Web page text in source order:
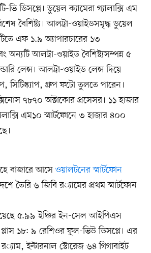
ভি ডিসপ্লে। ডুয়েল ক্যামেরা গ্যালাক্সি এম
বৈশিষ্ট্য। আলট্রা-ওয়াইডসমৃদ্ধ ডুয়েল
এফ ১.৯ অ্যাপারচারের ১৩
অন্যটি আলট্রা-ওয়াইড বৈশিষ্ট্যসম্পন্ন ৫
লেন্স। আলট্রা-ওয়াইড লেন্স দিয়ে
সিটিস্ক্যাপ, গ্রুপ ফটো তুলতে পারেন।
৭৮৭০ অক্টাকোর প্রসেসর। ১১ হাজার
এম১০ স্মার্টফোনে ৩ হাজার ৪০০
বাজারে আসে ওয়ালটনের স্মার্টফোন
তৈরি ৬ জিবি র​্যামের প্রথম স্মার্টফোন
৫.৯৯ ইঞ্চির ইন-সেল আইপিএস
১৮: ৯ রেশিওর ফুল-ভিউ ডিসপ্লে। এর
ইন্টারনাল স্টোরেজ ৬৪ গিগাবাইট